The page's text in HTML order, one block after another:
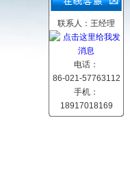
联系人：王经理
电话：
86-021-57763112
手机：
18917018169